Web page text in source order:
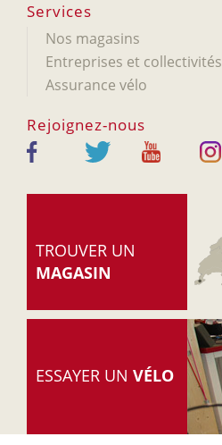
Services
Nos magasins
Entreprises et collectivités
Assurance vélo
Rejoignez-nous
TROUVER UN
MAGASIN
ESSAYER UN VÉLO